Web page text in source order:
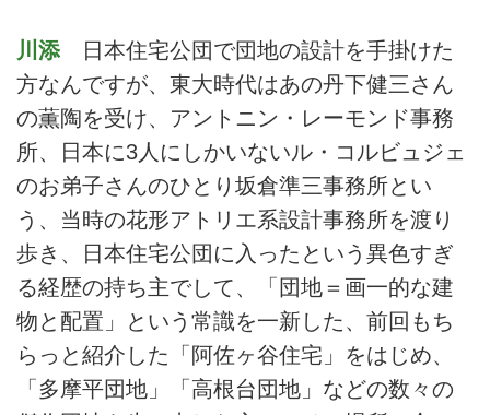
川添 日本住宅公団で団地の設計を手掛けた
方なんですが、東大時代はあの丹下健三さん
の薫陶を受け、アントニン・レーモンド事務
所、日本に3人にしかいないル・コルビュジェ
のお弟子さんのひとり坂倉準三事務所とい
う、当時の花形アトリエ系設計事務所を渡り
歩き、日本住宅公団に入ったという異色すぎ
る経歴の持ち主でして、「団地＝画一的な建
物と配置」という常識を一新した、前回もち
らっと紹介した「阿佐ヶ谷住宅」をはじめ、
「多摩平団地」「高根台団地」などの数々の